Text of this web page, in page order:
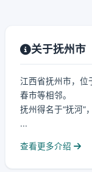
关于抚州市
江西省抚州市，位
春市等相邻。
抚州得名于“抚河”
...
查看更多介绍